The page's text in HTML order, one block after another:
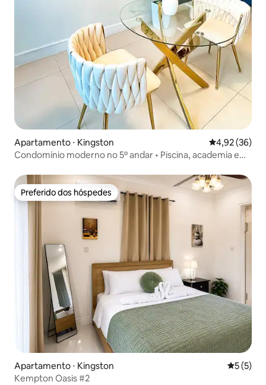
Apartamento ⋅ Kingston 4,92 de uma
4,92 (36)
Condomínio moderno no 5º andar • Piscina, academia e
Preferido dos hóspedes
Preferido dos hóspedes
Apartamento ⋅ Kingston 5 de
5 (5)
Kempton Oasis #2